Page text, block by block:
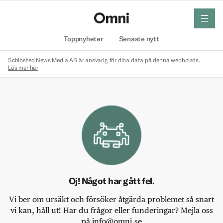
Toppnyheter Senaste nytt
meny
Schibsted News Media AB är ansvarig för dina data på denna webbplats.
Läs mer här
Oj! Något har gått fel.
Vi ber om ursäkt och försöker åtgärda problemet så snart
vi kan, håll ut! Har du frågor eller funderingar? Mejla oss